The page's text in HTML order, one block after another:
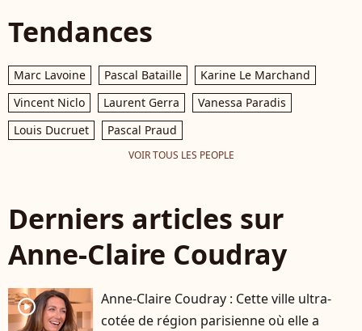
Tendances
Marc Lavoine Pascal Bataille
Karine Le Marchand
Vincent Niclo
Laurent Gerra
Vanessa Paradis
Louis Ducruet
Pascal Praud
VOIR TOUS LES PEOPLE
Derniers articles sur
Anne-Claire Coudray
player2
Anne-Claire Coudray : Cette ville ultra-
cotée de région parisienne où elle a